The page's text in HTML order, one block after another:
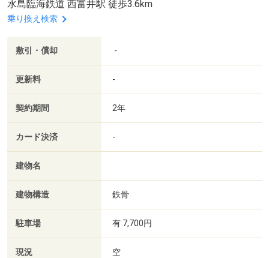
水島臨海鉄道 西富井駅 徒歩3.6km
乗り換え検索
敷引・償却 -
更新料 -
契約期間 2年
カード決済 -
建物名
建物構造 鉄骨
駐車場 有 7,700円
現況 空